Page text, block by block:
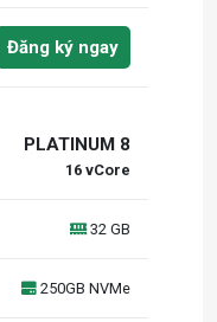
Đăng ký ngay
PLATINUM 8
16 vCore
32 GB
250GB NVMe